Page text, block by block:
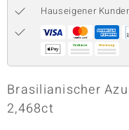
Classics
Hauseigener
Brasilianischer
2,468ct